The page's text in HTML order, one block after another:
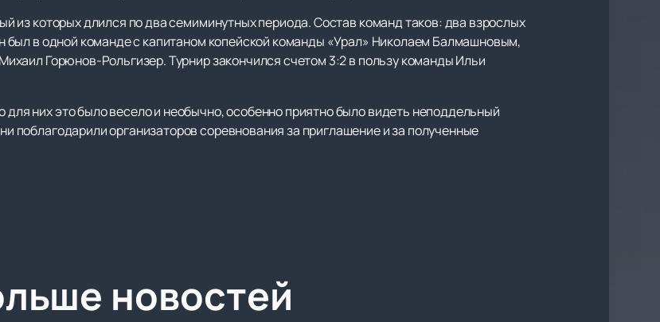
из которых длился по два семиминутных периода. Состав команд таков: два взрослых
был в одной команде с капитаном копейской команды «Урал» Николаем Балмашновым,
Горюнов-Рольгизер. Турнир закончился счетом 3:2 в пользу команды Ильи
них это было весело и необычно, особенно приятно было видеть неподдельный
поблагодарили организаторов соревнования за приглашение и за полученные
новостей